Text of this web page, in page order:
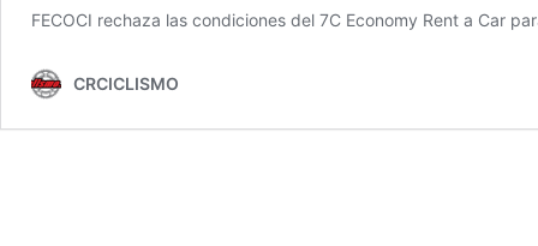
FECOCI rechaza las condiciones del 7C Economy Rent a Car
CRCICLISMO